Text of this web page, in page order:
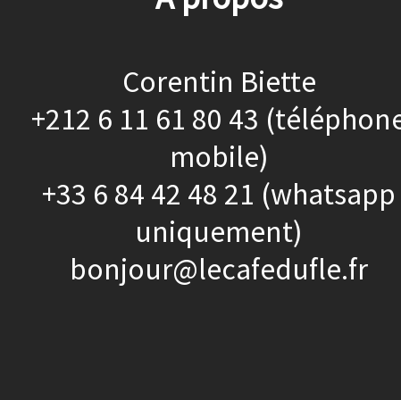
Corentin Biette
+212 6 11 61 80 43
mobile)
+33 6 84 42 48 21 (whatsapp
uniquement)
bonjour@lecafedufle.fr